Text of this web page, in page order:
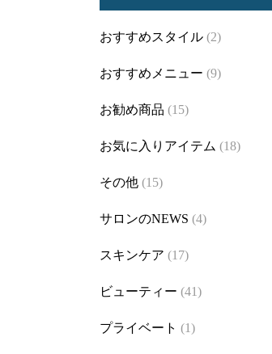
おすすめスタイル (2)
おすすめメニュー (9)
お勧め商品 (15)
お気に入りアイテム (18)
その他 (15)
サロンのNEWS (4)
スキンケア (17)
ビューティー (41)
プライベート (1)